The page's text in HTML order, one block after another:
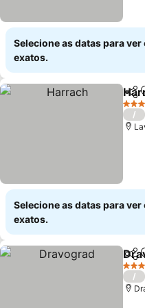
Selecione as datas para
exatos.
3
/
Selecione as datas para
exatos.
3
/